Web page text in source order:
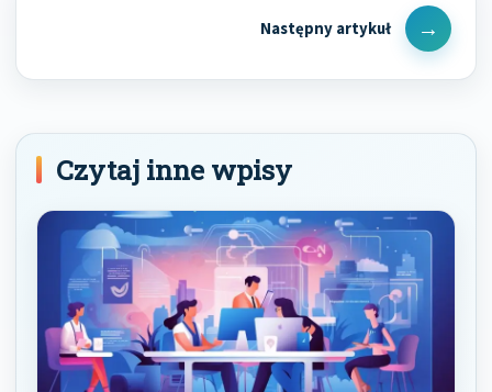
Next
Post
Czytaj inne wpisy